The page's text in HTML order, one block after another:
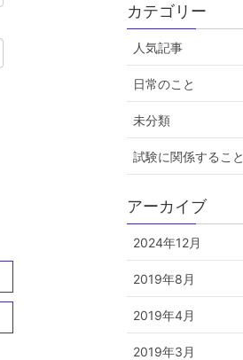
カテゴリー
人気記事
日常のこと
未分類
試験に関係すること
アーカイブ
2024年12月
2019年8月
2019年4月
2019年3月